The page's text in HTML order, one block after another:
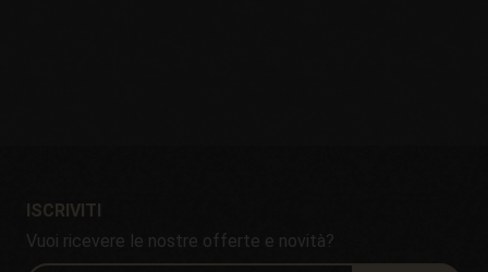
ISCRIVITI
Vuoi ricevere le nostre offerte e novità?